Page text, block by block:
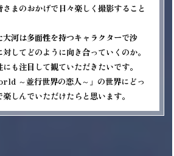
まのおかげで日々楽しく撮影すること
河は多面性を持つキャラクターで沙
してどのように向き合っていくのか。
も注目して観ていただきたいです。
～並行世界の恋人～」の世界にどっ